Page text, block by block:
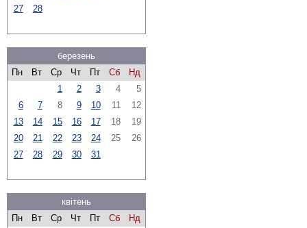
27
28
березень
Пн
Вт Ср Чт Пт Сб
Нд
1
2 3 4
5
6
7 8 9 10 11
12
13
14 15 16 17 18
19
20
21 22 23 24 25
26
27
28 29 30 31
квітень
Пн
Вт Ср Чт Пт Сб
Нд